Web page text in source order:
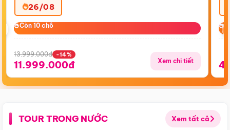
26/08
Còn 10 chỗ
Còn 10 chỗ
13.999.000đ -14%
11.999.000đ Xem chi tiết
TOUR TRONG NƯỚC Xem tất cả
Điểm nổi bật